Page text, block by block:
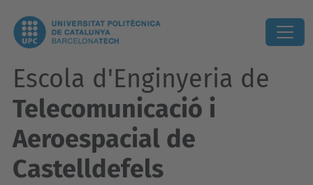
Escola d'Enginyeria de
Telecomunicació i
Aeroespacial de
Castelldefels